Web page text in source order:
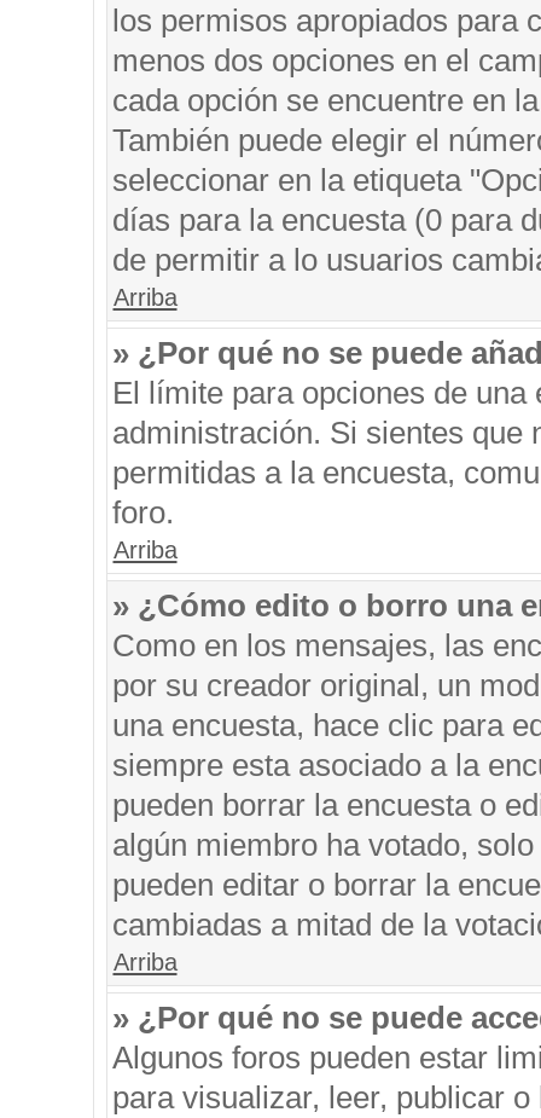
los permisos apropiados para
menos dos opciones en el
cada opción se encuentre en
También puede elegir el
seleccionar en la etiqueta
días para la encuesta (0 para
de permitir a lo usuarios
Arriba
» ¿Por qué no se puede
El límite para opciones de una
administración. Si sientes que
permitidas a la encuesta,
foro.
Arriba
» ¿Cómo edito o borro una
Como en los mensajes, las
por su creador original, un
una encuesta, hace clic para
siempre esta asociado a la
pueden borrar la encuesta o
algún miembro ha votado,
pueden editar o borrar la
cambiadas a mitad de la
Arriba
» ¿Por qué no se puede
Algunos foros pueden estar
para visualizar, leer, publicar